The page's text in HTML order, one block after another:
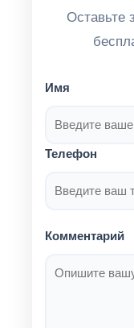
Оставьте
Имя
Телефон
Комментарий